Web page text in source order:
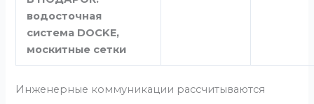
водосточная
система DOCKE,
москитные сетки
Инженерные коммуникации рассчитываются